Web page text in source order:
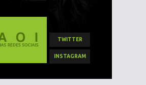
TWITTER
INSTAGRAM